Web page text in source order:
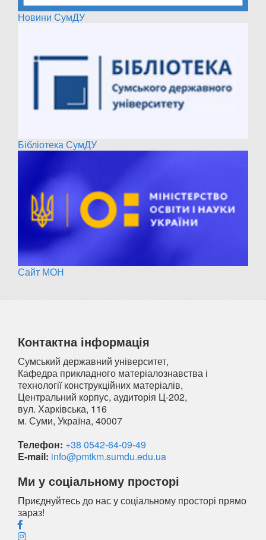
Новини СумДУ
Бібліотека СумДУ
Сайт МОН
Контактна інформація
Сумський державний університет,
Кафедра прикладного матеріалознавства і
технології конструкційних матеріалів,
Центральний корпус, аудиторія Ц-202,
вул. Харківська, 116
м. Суми, Україна, 40007
Телефон: +38 0542-64-09-49
E-mail: info@pmtkm.sumdu.edu.ua
Ми у соціальному просторі
Приєднуйтесь до нас у соціальному просторі прямо
зараз!